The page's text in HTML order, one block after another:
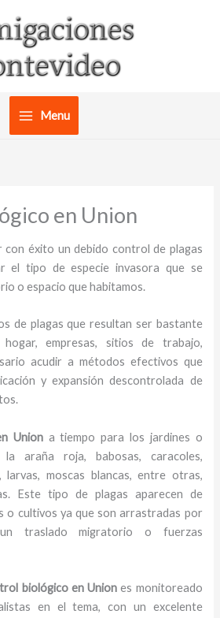
Menu
en Union
con éxito un debido control de plagas
el tipo de especie invasora que se
o espacio que habitamos.
de plagas que resultan ser bastante
empresas, sitios de trabajo,
acudir a métodos efectivos que
y expansión descontrolada de
Uniona tiempo para los jardines o
araña roja, babosas, caracoles,
larvas, moscas blancas, entre otras,
Este tipo de plagas aparecen de
o cultivos ya que son arrastradas por
traslado migratorio o fuerzas
biológico en Union es monitoreado
en el tema, con un excelente